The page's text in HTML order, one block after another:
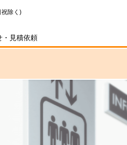
17:30 (土日祝除く)
見積依頼